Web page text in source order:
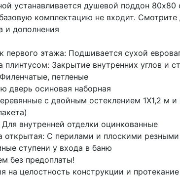
устанавливается душевой поддон 80х80
комплектацию не входит. Смотрите
и дополнения
первого этажа: Подшивается сухой
плинтусом: Закрытие внутренних углов и
петленые
дверь осиновая наборная
с двойным остеклением 1Х1,2 м
Для внутренней отделки оцинкованные
открытая: С перилами и плоскими
ступени у входа в баню
без предоплаты!
на целостность конструкции и